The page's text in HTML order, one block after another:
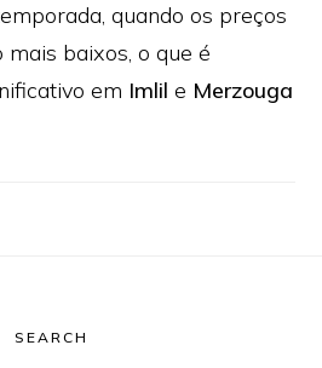
quando os preços
baixos, o que é
em Imlil e Merzouga
SEARCH